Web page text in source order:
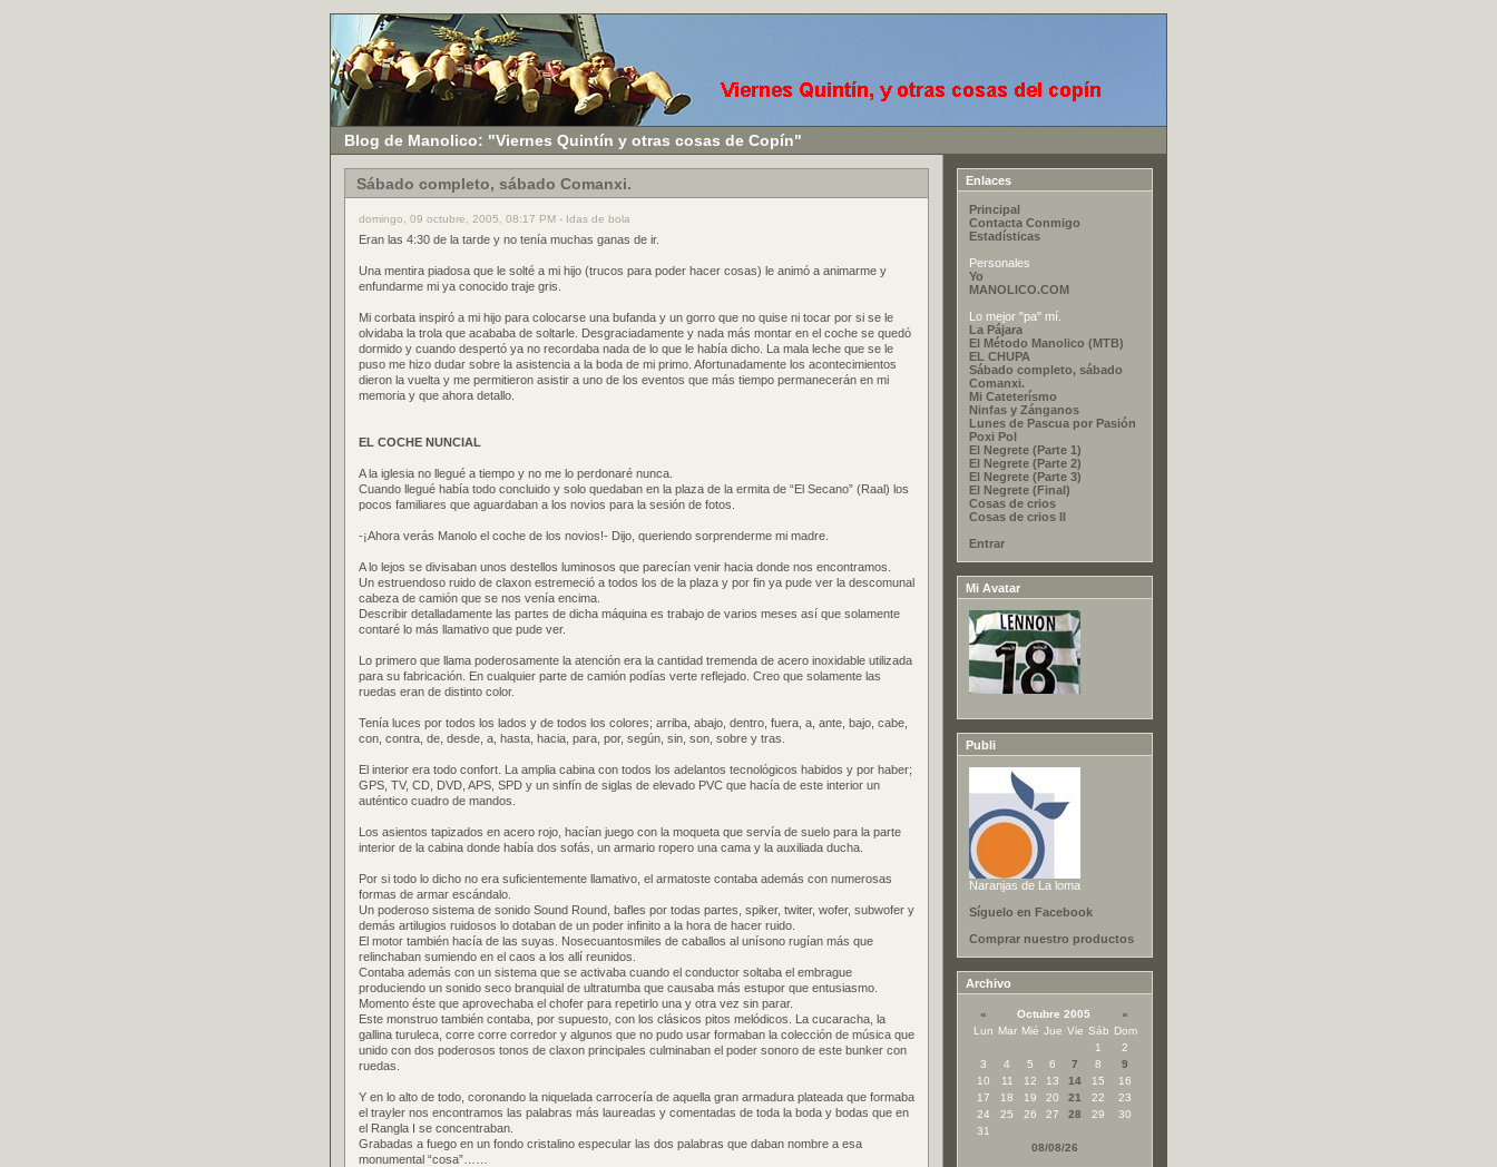
Blog de Manolico: "Viernes Quintín y otras cosas de Copín"
Sábado completo, sábado Comanxi.
domingo, 09 octubre, 2005, 08:17 PM - Idas de bola
Eran las 4:30 de la tarde y no tenía muchas ganas de ir.
Una mentira piadosa que le solté a mi hijo (trucos para poder hacer cosas) le animó a animarme y
enfundarme mi ya conocido traje gris.
Mi corbata inspiró a mi hijo para colocarse una bufanda y un gorro que no quise ni tocar por si se le
olvidaba la trola que acababa de soltarle. Desgraciadamente y nada más montar en el coche se quedó
dormido y cuando despertó ya no recordaba nada de lo que le había dicho. La mala leche que se le
puso me hizo dudar sobre la asistencia a la boda de mi primo. Afortunadamente los acontecimientos
dieron la vuelta y me permitieron asistir a uno de los eventos que más tiempo permanecerán en mi
memoria y que ahora detallo.
EL COCHE NUNCIAL
A la iglesia no llegué a tiempo y no me lo perdonaré nunca.
Cuando llegué había todo concluido y solo quedaban en la plaza de la ermita de “El Secano” (Raal) los
pocos familiares que aguardaban a los novios para la sesión de fotos.
-¡Ahora verás Manolo el coche de los novios!- Dijo, queriendo sorprenderme mi madre.
A lo lejos se divisaban unos destellos luminosos que parecían venir hacia donde nos encontramos.
Un estruendoso ruido de claxon estremeció a todos los de la plaza y por fin ya pude ver la descomunal
cabeza de camión que se nos venía encima.
Describir detalladamente las partes de dicha máquina es trabajo de varios meses así que solamente
contaré lo más llamativo que pude ver.
Lo primero que llama poderosamente la atención era la cantidad tremenda de acero inoxidable utilizada
para su fabricación. En cualquier parte de camión podías verte reflejado. Creo que solamente las
ruedas eran de distinto color.
Tenía luces por todos los lados y de todos los colores; arriba, abajo, dentro, fuera, a, ante, bajo, cabe,
con, contra, de, desde, a, hasta, hacia, para, por, según, sin, son, sobre y tras.
El interior era todo confort. La amplia cabina con todos los adelantos tecnológicos habidos y por haber;
GPS, TV, CD, DVD, APS, SPD y un sinfín de siglas de elevado PVC que hacía de este interior un
auténtico cuadro de mandos.
Los asientos tapizados en acero rojo, hacían juego con la moqueta que servía de suelo para la parte
interior de la cabina donde había dos sofás, un armario ropero una cama y la auxiliada ducha.
Por si todo lo dicho no era suficientemente llamativo, el armatoste contaba además con numerosas
formas de armar escándalo.
Un poderoso sistema de sonido Sound Round, bafles por todas partes, spiker, twiter, wofer, subwofer y
demás artilugios ruidosos lo dotaban de un poder infinito a la hora de hacer ruido.
El motor también hacía de las suyas. Nosecuantosmiles de caballos al unísono rugían más que
relinchaban sumiendo en el caos a los allí reunidos.
Contaba además con un sistema que se activaba cuando el conductor soltaba el embrague
produciendo un sonido seco branquial de ultratumba que causaba más estupor que entusiasmo.
Momento éste que aprovechaba el chofer para repetirlo una y otra vez sin parar.
Este monstruo también contaba, por supuesto, con los clásicos pitos melódicos. La cucaracha, la
gallina turuleca, corre corre corredor y algunos que no pudo usar formaban la colección de música que
unido con dos poderosos tonos de claxon principales culminaban el poder sonoro de este bunker con
ruedas.
Y en lo alto de todo, coronando la niquelada carrocería de aquella gran armadura plateada que formaba
el trayler nos encontramos las palabras más laureadas y comentadas de toda la boda y bodas que en
el Rangla I se concentraban.
Grabadas a fuego en un fondo cristalino especular las dos palabras que daban nombre a esa
monumental “cosa”……
Enlaces
Principal
Contacta Conmigo
Estadísticas
Personales
Yo
MANOLICO.COM
Lo mejor "pa" mí.
La Pájara
El Método Manolico (MTB)
EL CHUPA
Sábado completo, sábado
Comanxi.
Mi Cateterísmo
Ninfas y Zánganos
Lunes de Pascua por Pasión
Poxi Pol
El Negrete (Parte 1)
El Negrete (Parte 2)
El Negrete (Parte 3)
El Negrete (Final)
Cosas de crios
Cosas de crios II
Entrar
Mi Avatar
Publi
Naranjas de La loma
Síguelo en Facebook
Comprar nuestro productos
Archivo
« Octubre 2005
»
Lun Mar Mié Jue Vie Sáb Dom
1
2
3
4 5 6 7 8
9
10
11 12 13 14 15
16
17
18 19 20 21 22
23
24
25 26 27 28 29
30
31
08/08/26